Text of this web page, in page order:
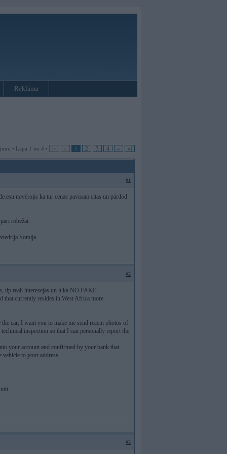
Reklāma
• Lapa 1 no 4 • |« « 1 2 3 4 » »|
#1
novērojis ka tur cenas pavisam citas un pārdod
robežai.
Somija.
#2
tip reali interesejas un it ka NO FAKE:
that currently resides in West Africa more
car, I want you to make me send recent photos of
inspection so that I can personally report the
your account and confirmed by your bank that
vehicle to your address.
#3